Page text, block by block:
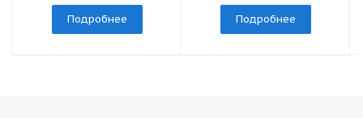
Подробнее Подробнее